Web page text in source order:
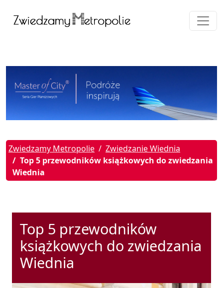
Zwiedzamy Metropolie
Zwiedzanie Wiednia
Top 5 przewodników książkowych do zwiedzania
Wiednia
Top 5 przewodników
książkowych do zwiedzania
Wiednia